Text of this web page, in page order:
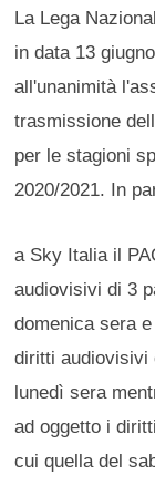
La Lega
in data 13
all'unanimità
trasmissione
per le stagioni
2020/2021. In
a Sky Italia il
audiovisivi di 3
domenica sera
diritti audiovisivi
lunedì sera
ad oggetto i
cui quella del